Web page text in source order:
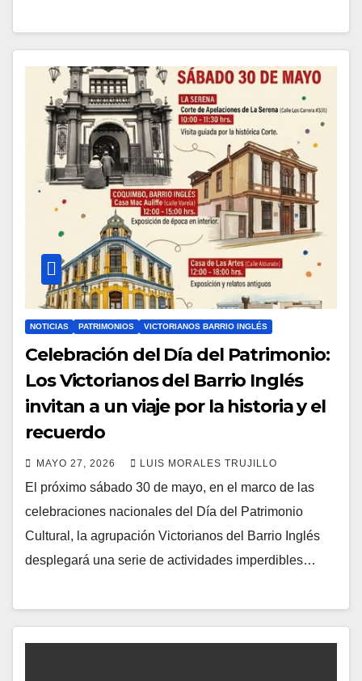
NOTICIAS PATRIMONIOS VICTORIANOS BARRIO INGLÉS
Celebración del Día del Patrimonio:
Los Victorianos del Barrio Inglés
invitan a un viaje por la historia y el
recuerdo
MAYO 27, 2026 LUIS MORALES TRUJILLO
El próximo sábado 30 de mayo, en el marco de las
celebraciones nacionales del Día del Patrimonio
Cultural, la agrupación Victorianos del Barrio Inglés
desplegará una serie de actividades imperdibles…